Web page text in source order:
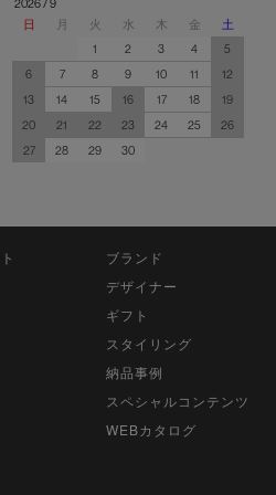
2026 / 9
日
月 火 水 木 金
土
1
2 3 4
5
6
7 8 9 10 11
12
13
14 15 16 17 18
19
20
21 22 23 24 25
26
27
28 29 30
ブランド
デザイナー
ギフト
スタイリング
納品事例
スペシャルコンテンツ
WEBカタログ